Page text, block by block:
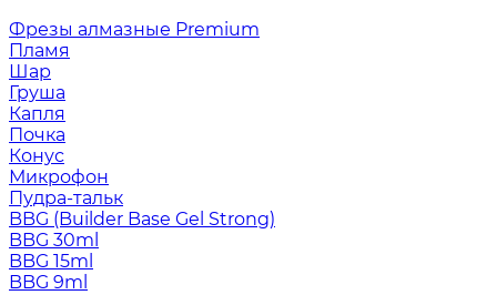
Фрезы алмазные Premium
Пламя
Шар
Груша
Капля
Почка
Конус
Микрофон
Пудра-тальк
BBG (Builder Base Gel Strong)
BBG 30ml
BBG 15ml
BBG 9ml